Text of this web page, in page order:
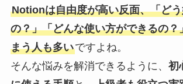
Notionは自由度が高い反面、「ど
の？」「どんな使い方ができるの？
まう人も多いですよね。
そんな悩みを解消できるように、 初